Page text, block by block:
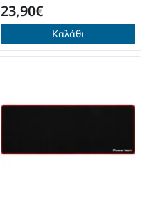
23,90€
Καλάθι